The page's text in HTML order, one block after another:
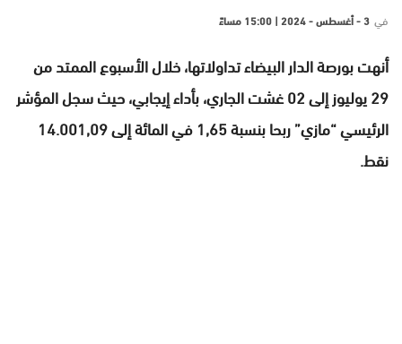
في 3 - أغسطس - 2024 | 15:00 مساءً
أنهت بورصة الدار البيضاء تداولاتها، خلال الأسبوع الممتد من
29 يوليوز إلى 02 غشت الجاري، بأداء إيجابي، حيث سجل المؤشر
الرئيسي “مازي” ربحا بنسبة 1,65 في المائة إلى 14.001,09
نقط.